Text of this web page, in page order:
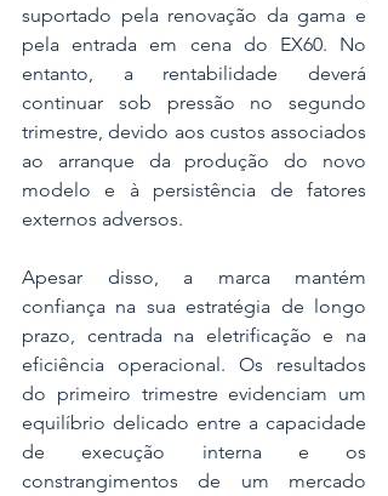
suportado pela renovação da gama e
pela entrada em cena do EX60. No
entanto, a rentabilidade deverá
continuar sob pressão no segundo
trimestre, devido aos custos associados
ao arranque da produção do novo
modelo e à persistência de fatores
externos adversos.
Apesar disso, a marca mantém
confiança na sua estratégia de longo
prazo, centrada na eletrificação e na
eficiência operacional. Os resultados
do primeiro trimestre evidenciam um
equilíbrio delicado entre a capacidade
de execução interna e os
constrangimentos de um mercado